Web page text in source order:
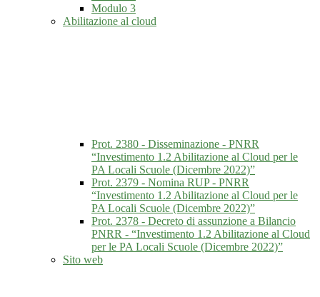
Modulo 3
Abilitazione al cloud
Prot. 2380 - Disseminazione - PNRR
“Investimento 1.2 Abilitazione al Cloud per le
PA Locali Scuole (Dicembre 2022)”
Prot. 2379 - Nomina RUP - PNRR
“Investimento 1.2 Abilitazione al Cloud per le
PA Locali Scuole (Dicembre 2022)”
Prot. 2378 - Decreto di assunzione a Bilancio
PNRR - “Investimento 1.2 Abilitazione al Cloud
per le PA Locali Scuole (Dicembre 2022)”
Sito web